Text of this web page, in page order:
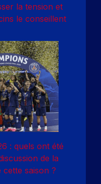
la tension et
le conseillent
: quels ont été
de la
saison ?